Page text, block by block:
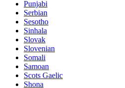
Punjabi
Serbian
Sesotho
Sinhala
Slovak
Slovenian
Somali
Samoan
Scots Gaelic
Shona